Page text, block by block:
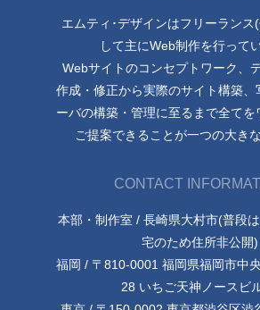
エムティ･デザインはフリーランス
して主にWeb制作を行ってい
Webサイトのコンセプトワーク、
作成・修正から実際のサイト構築、
ーバの構築・管理に至るまで全てを
ご提案できることが一つの大き
CONTACT
本部・制作室 / 長崎県大村市(普段
宅のため住所非公開)
福岡 / 〒810-0001 福岡県福岡市中
28 いちご天神ノースビ